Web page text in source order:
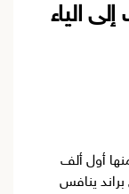
الياء
أول ألف
براند ينافس